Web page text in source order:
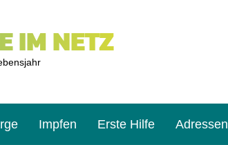
IM NETZ
Impfen Erste Hilfe Adressen